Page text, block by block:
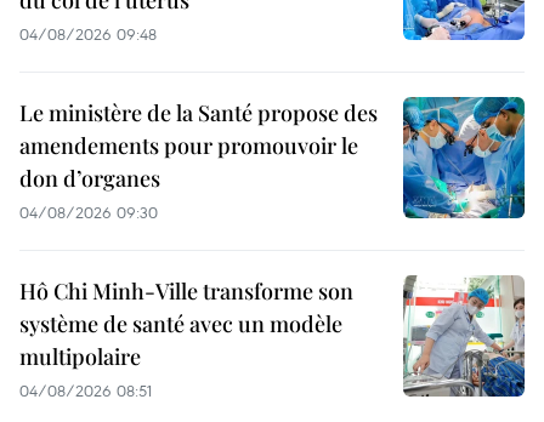
04/08/2026 09:48
Le ministère de la Santé propose des
amendements pour promouvoir le
don d’organes
04/08/2026 09:30
Hô Chi Minh-Ville transforme son
système de santé avec un modèle
multipolaire
04/08/2026 08:51